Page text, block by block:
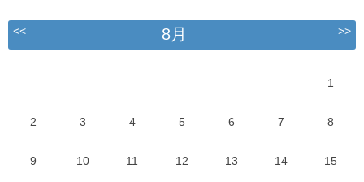
<< 8月 >>
1
2 3 4 5 6 7 8
9 10 11 12 13 14 15